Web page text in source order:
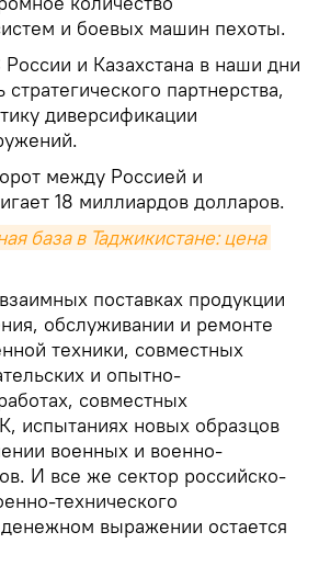
и боевых машин пехоты.
и Казахстана в наши дни
партнерства,
диверсификации
между Россией и
18 миллиардов долларов.
база в Таджикистане: цена
поставках продукции
обслуживании и ремонте
техники, совместных
и опытно-
совместных
испытаниях новых образцов
военных и военно-
И все же сектор российско-
технического
денежном выражении остается